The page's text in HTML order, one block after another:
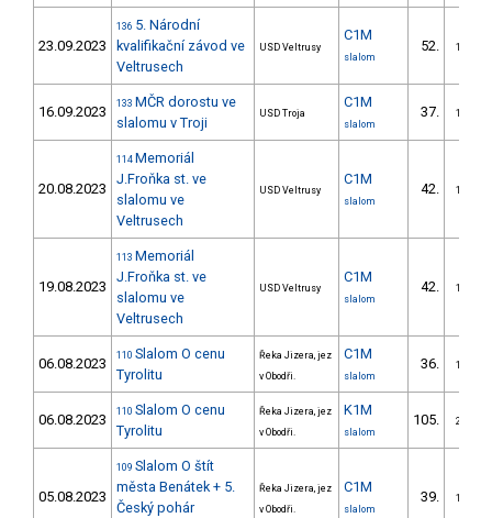
23.09.2023
136 5. Národní
kvalifikační závod ve
Veltrusech
USD Veltrusy
C1M
slalom
52. 17/DM
16.09.2023 133 MČR dorostu ve
slalomu v Troji
USD Troja
C1M
slalom
37. 16/DM
20.08.2023
114 Memoriál
J.Froňka st. ve
slalomu ve
Veltrusech
USD Veltrusy
C1M
slalom
42. 16/DM
19.08.2023
113 Memoriál
J.Froňka st. ve
slalomu ve
Veltrusech
USD Veltrusy
C1M
slalom
42. 19/DM
06.08.2023 110 Slalom O cenu
Tyrolitu
Řeka Jizera, jez
v Obodři.
C1M
slalom
36. 11/DM
06.08.2023 110 Slalom O cenu
Tyrolitu
Řeka Jizera, jez
v Obodři.
K1M
slalom
105. 27/DM
05.08.2023
109 Slalom O štít
města Benátek + 5.
Český pohár
Řeka Jizera, jez
v Obodři.
C1M
slalom
39. 12/DM